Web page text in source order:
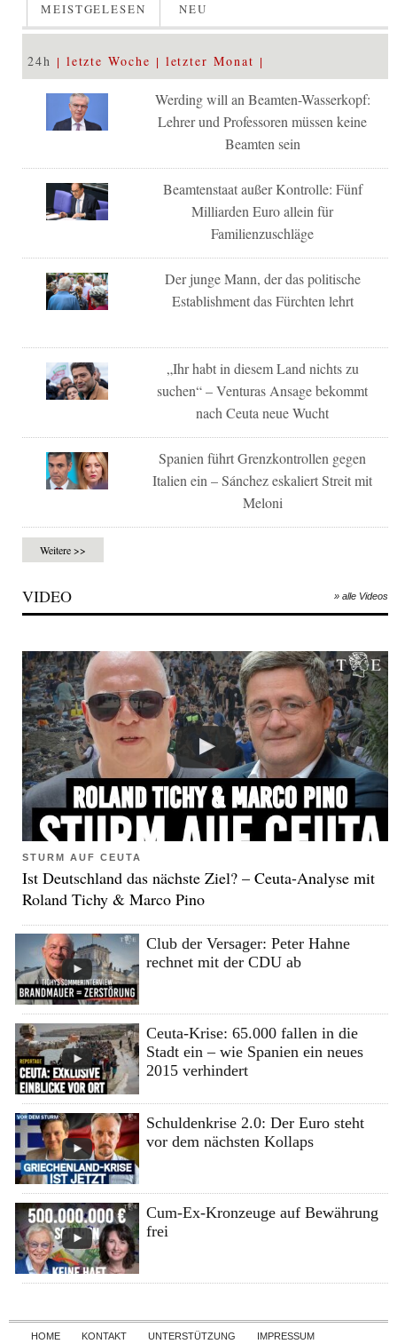
MEISTGELESEN NEU
24h letzte Woche letzter Monat
Werding will an Beamten-Wasserkopf:
Lehrer und Professoren müssen keine
Beamten sein
Beamtenstaat außer Kontrolle: Fünf
Milliarden Euro allein für
Familienzuschläge
Der junge Mann, der das politische
Establishment das Fürchten lehrt
„Ihr habt in diesem Land nichts zu
suchen“ – Venturas Ansage bekommt
nach Ceuta neue Wucht
Spanien führt Grenzkontrollen gegen
Italien ein – Sánchez eskaliert Streit mit
Meloni
Weitere >>
VIDEO » alle Videos
STURM AUF CEUTA
Ist Deutschland das nächste Ziel? – Ceuta-Analyse mit
Roland Tichy & Marco Pino
Club der Versager: Peter Hahne
rechnet mit der CDU ab
Ceuta-Krise: 65.000 fallen in die
Stadt ein – wie Spanien ein neues
2015 verhindert
Schuldenkrise 2.0: Der Euro steht
vor dem nächsten Kollaps
Cum-Ex-Kronzeuge auf Bewährung
frei
Skip to content
HOME KONTAKT UNTERSTÜTZUNG IMPRESSUM